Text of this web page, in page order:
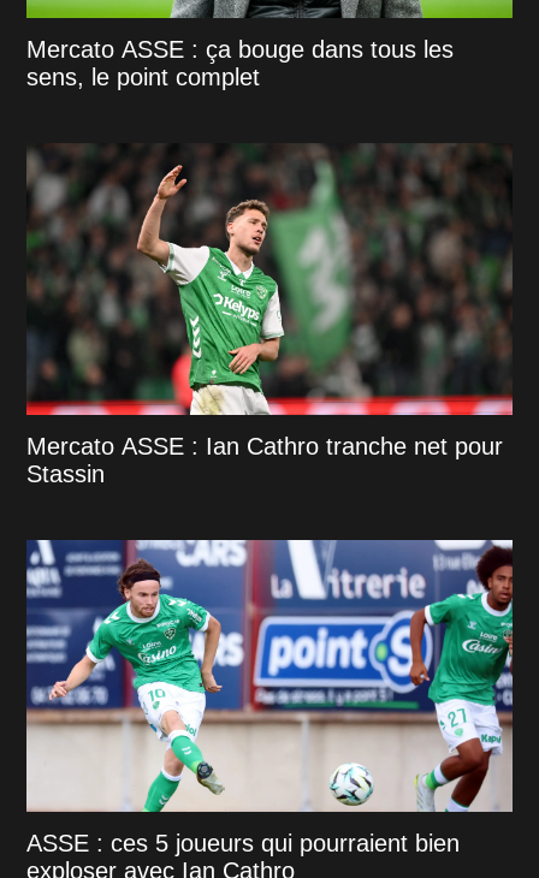
Mercato ASSE : ça bouge dans tous les
sens, le point complet
Mercato ASSE : Ian Cathro tranche net pour
Stassin
ASSE : ces 5 joueurs qui pourraient bien
exploser avec Ian Cathro